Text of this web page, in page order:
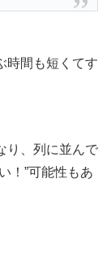
時間も短くてす
り、列に並んで
！”可能性もあ